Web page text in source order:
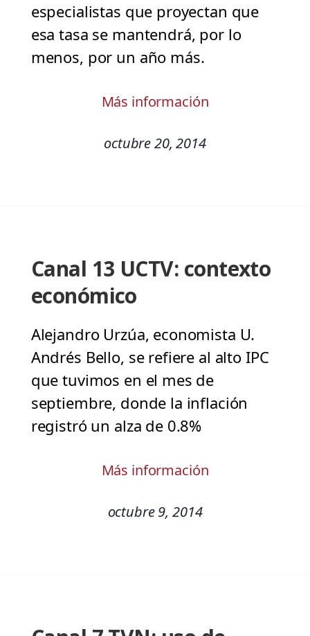
especialistas que proyectan que
esa tasa se mantendrá, por lo
menos, por un año más.
Más información
octubre 20, 2014
Canal 13 UCTV: contexto
económico
Alejandro Urzúa, economista U.
Andrés Bello, se refiere al alto IPC
que tuvimos en el mes de
septiembre, donde la inflación
registró un alza de 0.8%
Más información
octubre 9, 2014